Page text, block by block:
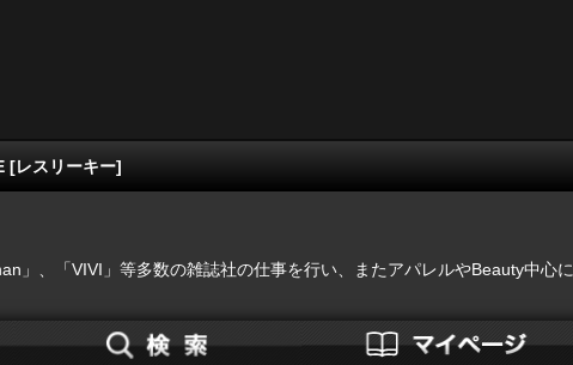
[レスリーキー]
」、「VIVI」等多数の雑誌社の仕事を行い、またアパレルやBeauty中心に